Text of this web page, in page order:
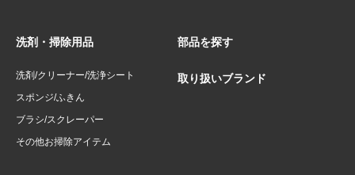
洗剤・掃除用品
洗剤/クリーナー/洗浄シート
スポンジ/ふきん
ブラシ/スクレーパー
その他お掃除アイテム
部品を探す
取り扱いブランド